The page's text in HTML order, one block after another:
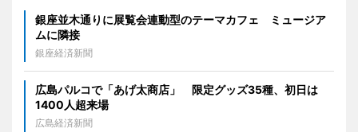
銀座並木通りに展覧会連動型のテーマカフェ ミュージア
ムに隣接
銀座経済新聞
広島パルコで「あげ太商店」 限定グッズ35種、初日は
1400人超来場
広島経済新聞